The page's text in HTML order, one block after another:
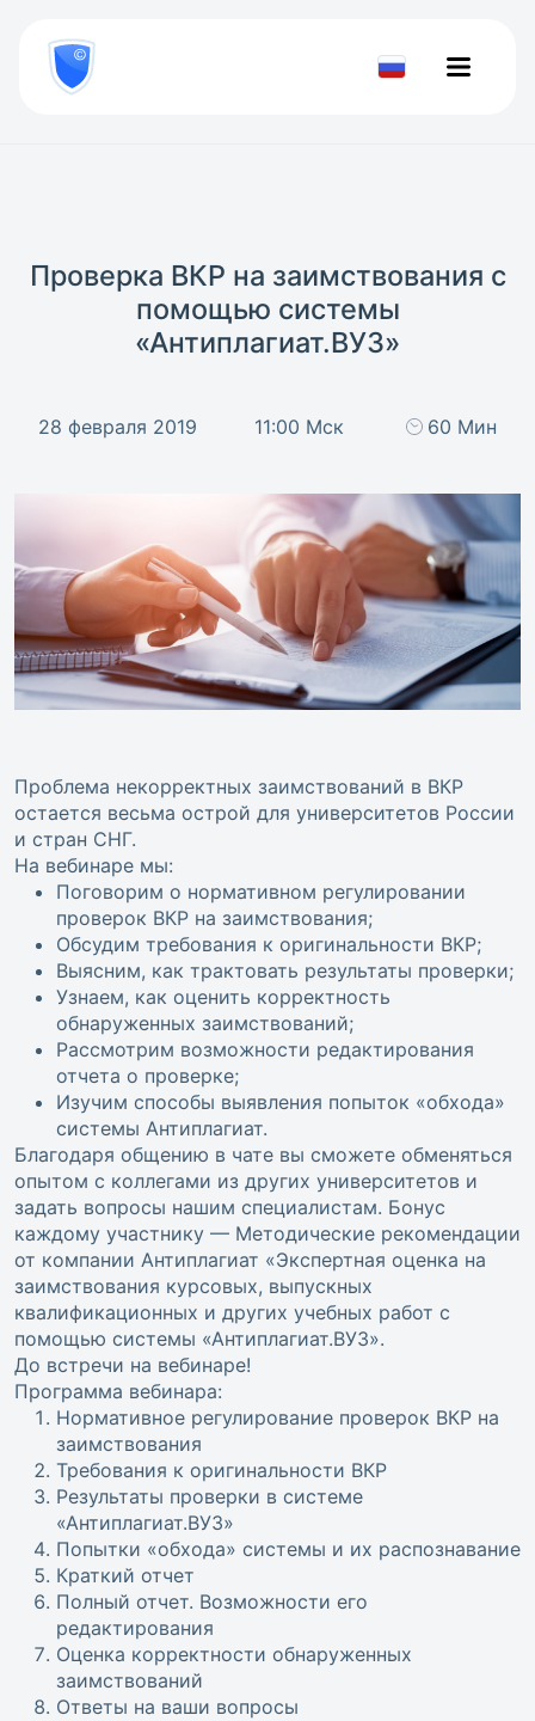
800
777-
81-Проверить
Проверка ВКР на заимствования с
помощью системы
«Антиплагиат.ВУЗ»
28 февраля 2019 11:00 Мск 60 Мин
Проблема некорректных заимствований в ВКР
остается весьма острой для университетов России
и стран СНГ.
На вебинаре мы:
Поговорим о нормативном регулировании
проверок ВКР на заимствования;
Обсудим требования к оригинальности ВКР;
Выясним, как трактовать результаты проверки;
Узнаем, как оценить корректность
обнаруженных заимствований;
Рассмотрим возможности редактирования
отчета о проверке;
Изучим способы выявления попыток «обхода»
системы Антиплагиат.
Благодаря общению в чате вы сможете обменяться
опытом с коллегами из других университетов и
задать вопросы нашим специалистам. Бонус
каждому участнику — Методические рекомендации
от компании Антиплагиат «Экспертная оценка на
заимствования курсовых, выпускных
квалификационных и других учебных работ с
помощью системы «Антиплагиат.ВУЗ».
До встречи на вебинаре!
Программа вебинара:
Нормативное регулирование проверок ВКР на
заимствования
Требования к оригинальности ВКР
Результаты проверки в системе
«Антиплагиат.ВУЗ»
Попытки «обхода» системы и их распознавание
Краткий отчет
Полный отчет. Возможности его
редактирования
Оценка корректности обнаруженных
заимствований
Ответы на ваши вопросы